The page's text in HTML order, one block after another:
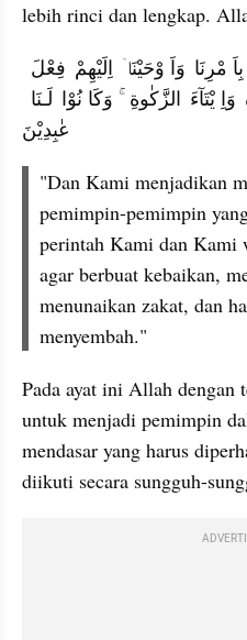
lebih rinci dan lengkap.
مْرِنَا  وَاَ وْحَيْنَاۤ  اِلَيْهِمْ  فِعْلَ
يْتَآءَ  الزَّكٰوةِ  ۚ وَكَا نُوْا  لَـنَا
عٰبِدِيْنَ
"Dan Kami menjadikan
pemimpin-pemimpin
perintah Kami dan Kami
agar berbuat kebaikan,
menunaikan zakat, dan
menyembah."
Pada ayat ini Allah dengan
untuk menjadi pemimpin
mendasar yang harus
diikuti secara sungguh-